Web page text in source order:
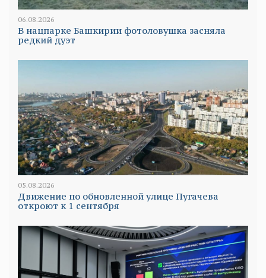
06.08.2026
В нацпарке Башкирии фотоловушка засняла
редкий дуэт
05.08.2026
Движение по обновленной улице Пугачева
откроют к 1 сентября